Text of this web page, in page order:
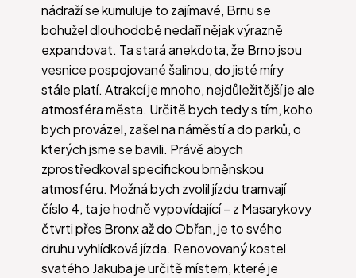
nádraží se kumuluje to zajímavé, Brnu se
bohužel dlouhodobě nedaří nějak výrazně
expandovat. Ta stará anekdota, že Brno jsou
vesnice pospojované šalinou, do jisté míry
stále platí. Atrakcí je mnoho, nejdůležitější je ale
atmosféra města. Určitě bych tedy s tím, koho
bych provázel, zašel na náměstí a do parků, o
kterých jsme se bavili. Právě abych
zprostředkoval specifickou brněnskou
atmosféru. Možná bych zvolil jízdu tramvají
číslo 4, ta je hodně vypovídající – z Masarykovy
čtvrti přes Bronx až do Obřan, je to svého
druhu vyhlídková jízda. Renovovaný kostel
svatého Jakuba je určitě místem, které je